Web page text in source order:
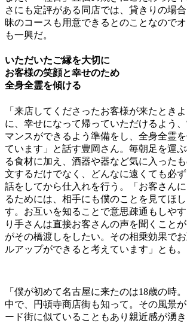
さにも定評がある同店では、貸きりの場
昧のコースも用意できるとのことなので
も一興だ。
いただいたご縁を大切に
お客様の笑顔と幸せのため
全身全霊を傾ける
「来店してくださったお客様が来たとき
に、幸せになって帰っていただけるよう
マンスができるよう準備をし、全身全霊
ています」と話す豊岡さん。毎朝足を運
る食材に加え、酒器や器など気に入った
文するだけでなく、どんなに遠くても必
話をしてから仕入れを行う。「お客さん
るためには、相手にも僕のことを見てほ
す。お互いを知ることで意思疎通もしや
り手さんは直接お客さんの声を聞くこと
がその橋渡しをしたい。その相乗効果で
ルアップができると考えています」とも。
「僕が初めて名古屋に来たのは18歳の時
中で、円頓寺商店街も知って。その風景
ード街に似ていることもあり親近感が湧き